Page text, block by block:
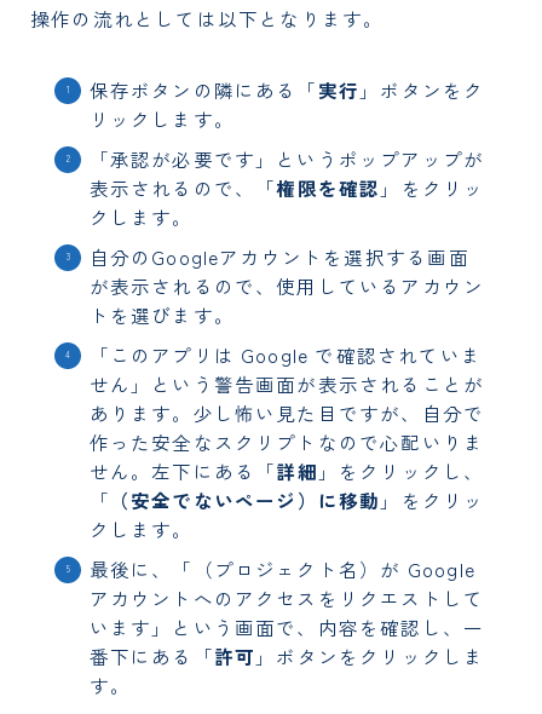
操作の流れとしては以下となります。
保存ボタンの隣にある「実行 」ボタンをク
リックします。
「承認が必要です」というポップアップが
表示されるので、「権限を確認 」をクリッ
クします。
自分のGoogleアカウントを選択する画面
が表示されるので、使用しているアカウン
トを選びます。
「このアプリは Google で確認されていま
せん」という警告画面が表示されることが
あります。少し怖い見た目ですが、自分で
作った安全なスクリプトなので心配いりま
せん。左下にある「詳細 」をクリックし、
「 （安全でないページ）に移動 」をクリッ
クします。
最後に、「（プロジェクト名）が Google
アカウントへのアクセスをリクエストして
います」という画面で、内容を確認し、一
番下にある「許可 」ボタンをクリックしま
す。